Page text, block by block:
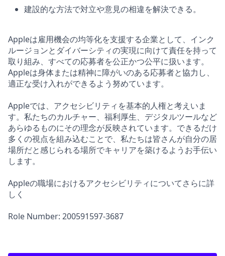
建設的な方法で対立や意見の相違を解決できる。
Appleは雇用機会の均等化を支援する企業として、インク
ルージョンとダイバーシティの実現に向けて責任を持って
取り組み、すべての応募者を公正かつ公平に扱います。
Appleは身体または精神に障がいのある応募者と協力し、
適正な受け入れができるよう努めています。
Appleでは、アクセシビリティを基本的人権と考えいま
す。私たちのカルチャー、福利厚生、デジタルツールなど
あらゆるものにその理念が反映されています。できるだけ
多くの視点を組み込むことで、私たちは皆さんが自分の居
場所だと感じられる場所でキャリアを築けるようお手伝い
します。
Appleの職場におけるアクセシビリティについてさらに詳
しく
Role Number: 200591597-3687